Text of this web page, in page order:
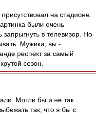
на стадионе.
были очень
в телевизор. Но
Мужики, вы -
респект за самый
сезон.
Могли бы и не так
так, что я бы с